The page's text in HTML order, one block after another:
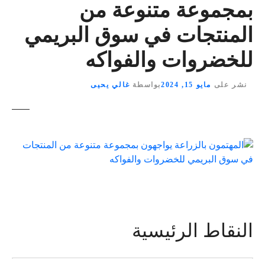
بمجموعة متنوعة من
المنتجات في سوق البريمي
للخضروات والفواكه
نشر على مايو 15, 2024 بواسطة غالي يحيى
النقاط الرئيسية